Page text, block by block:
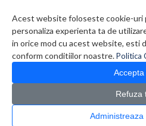
Acest website foloseste cookie-uri
personaliza experienta ta de
in orice mod cu acest website, esti
conform conditiilor noastre.Politica
Refuza
CATALOG PRODUSE
Laptop & Tablete > Laptopuri